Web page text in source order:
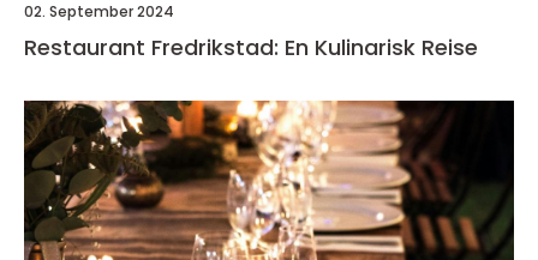
02. September 2024
Restaurant Fredrikstad: En Kulinarisk Reise